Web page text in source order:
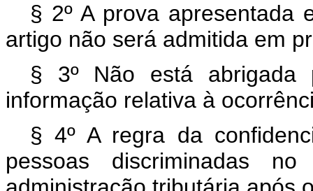
§ 2º A prova apresentada
artigo não será admitida em
§ 3º Não está abrigada
informação relativa à
§ 4º A regra da
pessoas discriminadas